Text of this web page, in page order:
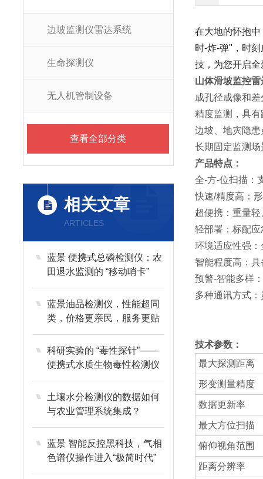
边坡监测仪雷达系统
生命探测仪
无人机管制设备
查看全部分类
相关文章
ARTICLES
蓝景 便携式总磷检测仪：农
田退水监测的 “移动哨卡”
蓝景油品检测仪，性能超同
类，价格更亲民，服务更贴
心
科研实验的 “毒性探针”——
便携式水质生物毒性检测仪
土壤水分检测仪的数据如何
与农业管理系统集成？
蓝景 智能反控黑科技，气相
色谱仪操作进入“极简时代”
在大地的怀抱
时-炸-弹"，时
技，为您开启
山体滑坡监控
成孔径成像和
精度监测，具
边坡、地灾隐
长期固定监测场
产品特点：
全-方-位扫描：
快速/精度高：
超便携：重量
轻部署：标配
环境适应性强
智能程度高：
预警-智能多样
多种通讯方式
技术参数：
最大探测距离
形变测量精度
数据更新率
最大方位扫描
俯仰视角范围
距离分辨率